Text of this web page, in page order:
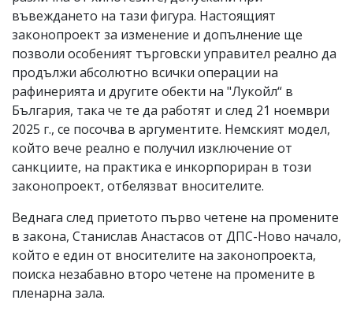
въвеждането на тази фигура. Настоящият
законопроект за изменение и допълнение ще
позволи особеният търговски управител реално да
продължи абсолютно всички операции на
рафинерията и другите обекти на "Лукойл“ в
България, така че те да работят и след 21 ноември
2025 г., се посочва в аргументите. Немският модел,
който вече реално е получил изключение от
санкциите, на практика е инкорпориран в този
законопроект, отбелязват вносителите.
Веднага след приетото първо четене на промените
в закона, Станислав Анастасов от ДПС-Ново начало,
който е един от вносителите на законопроекта,
поиска незабавно второ четене на промените в
пленарна зала.